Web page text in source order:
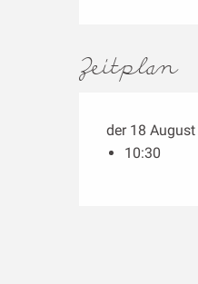
Zeitplan
der 18
10:30